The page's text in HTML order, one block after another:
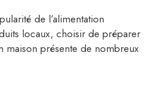
de l’alimentation
locaux, choisir de préparer
maison présente de nombreux